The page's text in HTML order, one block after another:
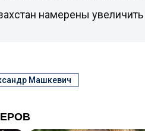
намерены
Машкевич